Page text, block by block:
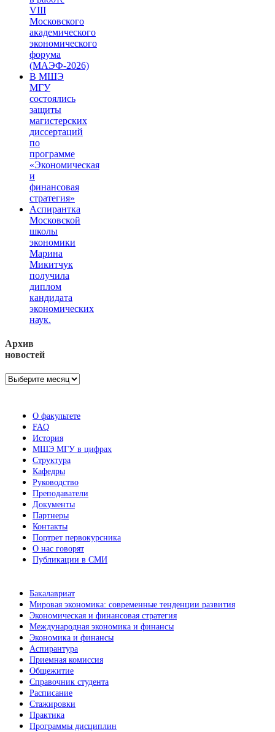
VIII
Московского
академического
экономического
форума
(МАЭФ-2026)
В МШЭ
МГУ
состоялись
защиты
магистерских
диссертаций
по
программе
«Экономическая
и
финансовая
стратегия»
Аспирантка
Московской
школы
экономики
Марина
Микитчук
получила
диплом
кандидата
экономических
наук.
Архив
новостей
Архив
О факультете
FAQ
История
МШЭ МГУ в цифрах
Структура
Кафедры
Руководство
Преподаватели
Документы
Партнеры
Контакты
Портрет первокурсника
О нас говорят
Публикации в СМИ
Бакалавриат
Мировая экономика: современные тенденции развития
Экономическая и финансовая стратегия
Международная экономика и финансы
Экономика и финансы
Аспирантура
Приемная комиссия
Общежитие
Справочник студента
Расписание
Стажировки
Практика
Программы дисциплин